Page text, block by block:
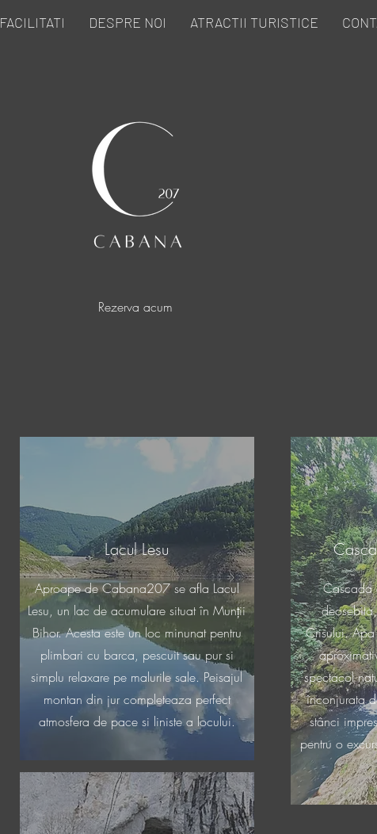
FACILITATI DESPRE NOI ATRACTII TURISTICE
Rezerva acum
Lacul Lesu
Aproape de Cabana207 se afla Lacul
Lesu, un lac de acumulare situat în Munții
Bihor. Acesta este un loc minunat pentru
plimbari cu barca, pescuit sau pur si
simplu relaxare pe malurile sale. Peisajul
montan din jur completeaza perfect
atmosfera de pace si liniste a locului.
Cascada
Crisului.
spectacol
înconjurata
stânci
pentru o